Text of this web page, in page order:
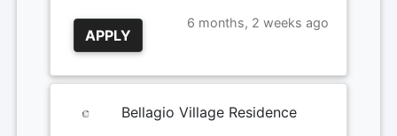
APPLY
6 months, 2 weeks ago
Bellagio Village Residence